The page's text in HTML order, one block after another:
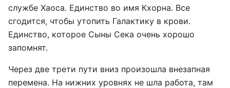
службе Хаоса. Единство во имя Кхорна. Все
сгодится, чтобы утопить Галактику в крови.
Единство, которое Сыны Сека очень хорошо
запомнят.
Через две трети пути вниз произошла внезапная
перемена. На нижних уровнях не шла работа, там